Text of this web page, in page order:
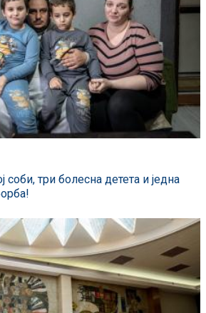
соби, три болесна детета и једна